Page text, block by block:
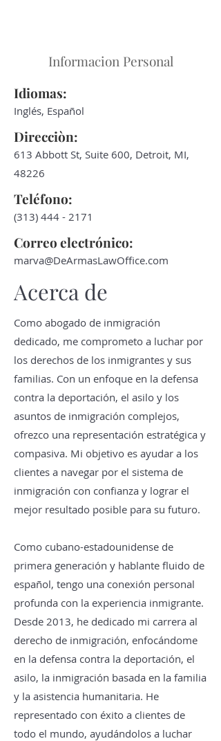
Informacion Personal
Idiomas:
Inglés, Español
Direcciòn:
613 Abbott St, Suite 600, Detroit, MI,
48226
Teléfono:
(313) 444 - 2171
Correo electrónico:
marva@DeArmasLawOffice.com
Acerca de
Como abogado de inmigración
dedicado, me comprometo a luchar por
los derechos de los inmigrantes y sus
familias. Con un enfoque en la defensa
contra la deportación, el asilo y los
asuntos de inmigración complejos,
ofrezco una representación estratégica y
compasiva. Mi objetivo es ayudar a los
clientes a navegar por el sistema de
inmigración con confianza y lograr el
mejor resultado posible para su futuro.
Como cubano-estadounidense de
primera generación y hablante fluido de
español, tengo una conexión personal
profunda con la experiencia inmigrante.
Desde 2013, he dedicado mi carrera al
derecho de inmigración, enfocándome
en la defensa contra la deportación, el
asilo, la inmigración basada en la familia
y la asistencia humanitaria. He
representado con éxito a clientes de
todo el mundo, ayudándolos a luchar